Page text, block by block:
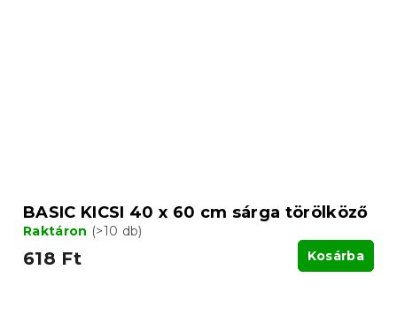
BASIC KICSI 40 x 60 cm sárga törölköző
Raktáron (>10 db)
618 Ft Kosárba